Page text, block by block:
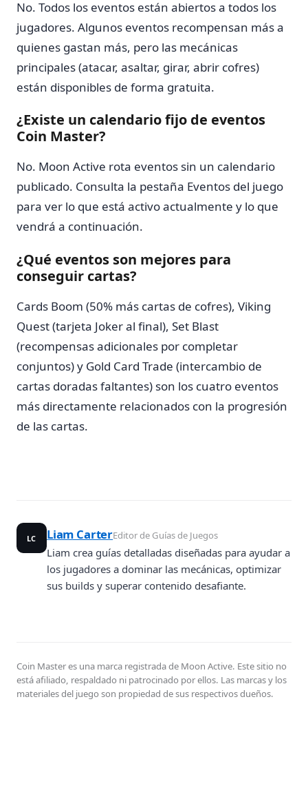
No. Todos los eventos están abiertos a todos los
jugadores. Algunos eventos recompensan más a
quienes gastan más, pero las mecánicas
principales (atacar, asaltar, girar, abrir cofres)
están disponibles de forma gratuita.
¿Existe un calendario fijo de eventos
Coin Master?
No. Moon Active rota eventos sin un calendario
publicado. Consulta la pestaña Eventos del juego
para ver lo que está activo actualmente y lo que
vendrá a continuación.
¿Qué eventos son mejores para
conseguir cartas?
Cards Boom (50% más cartas de cofres), Viking
Quest (tarjeta Joker al final), Set Blast
(recompensas adicionales por completar
conjuntos) y Gold Card Trade (intercambio de
cartas doradas faltantes) son los cuatro eventos
más directamente relacionados con la progresión
de las cartas.
LC Liam CarterEditor de Guías de Juegos
Liam crea guías detalladas diseñadas para ayudar a
los jugadores a dominar las mecánicas, optimizar
sus builds y superar contenido desafiante.
Coin Master es una marca registrada de Moon Active. Este sitio no
está afiliado, respaldado ni patrocinado por ellos. Las marcas y los
materiales del juego son propiedad de sus respectivos dueños.